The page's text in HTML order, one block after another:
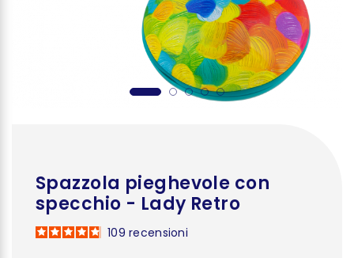
Spazzola pieghevole con
specchio - Lady Retro
109recensioni